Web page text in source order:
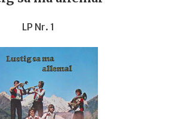
LP Nr. 1